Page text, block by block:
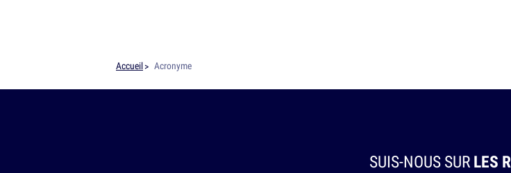
Accueil Acronyme
SUIS-NOUS SURLES